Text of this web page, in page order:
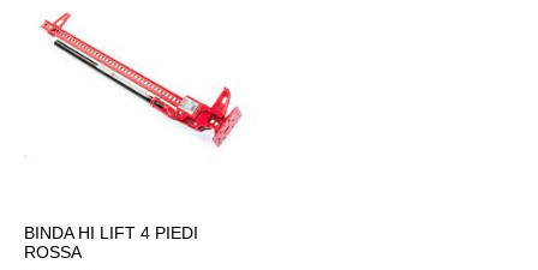
BINDA HI LIFT 4 PIEDI
ROSSA